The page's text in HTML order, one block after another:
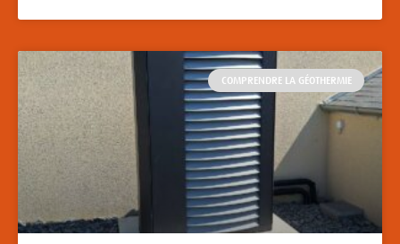
COMPRENDRE LA GÉOTHERMIE